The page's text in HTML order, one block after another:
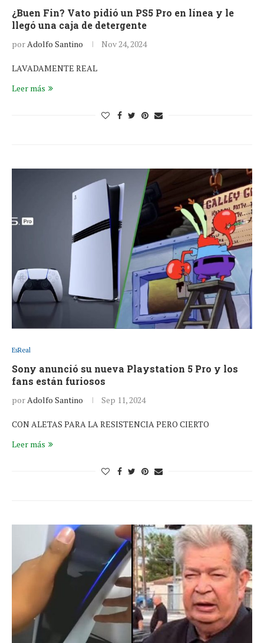
¿Buen Fin? Vato pidió un PS5 Pro en línea y le
llegó una caja de detergente
porAdolfo Santino Nov 24, 2024
LAVADAMENTE REAL
Leer más
EsReal
Sony anunció su nueva Playstation 5 Pro y los
fans están furiosos
porAdolfo Santino Sep 11, 2024
CON ALETAS PARA LA RESISTENCIA PERO CIERTO
Leer más